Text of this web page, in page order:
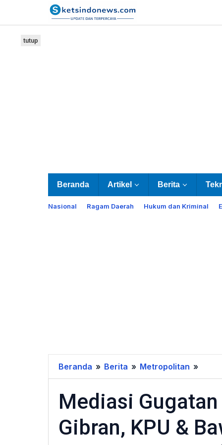
Beranda Artikel Berita
Nasional Ragam Daerah Hukum dan Kriminal
tutup
Beranda » Berita » Metropolitan »
-
Mediasi
Gibran, KPU &